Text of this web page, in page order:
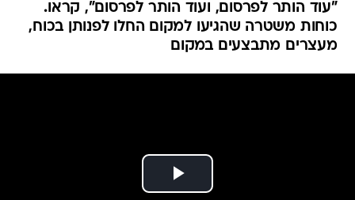
"עוד הותר לפרסום, ועוד הותר לפרסום", קראו.
כוחות משטרה שהגיעו למקום החלו לפנותן בכוח,
מעצרים מתבצעים במקום